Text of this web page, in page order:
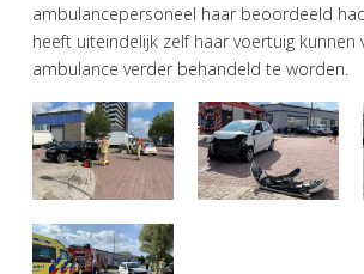
ambulancepersoneel haar beoordeeld
heeft uiteindelijk zelf haar voertuig kunnen
ambulance verder behandeld te worden.